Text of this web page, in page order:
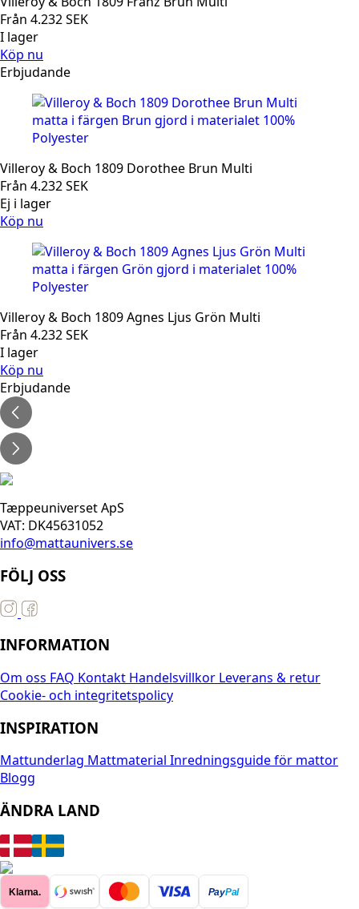
Från 4.232SEK
I lager
Köp nu
Erbjudande
Villeroy & Boch 1809 Dorothee Brun Multi
Från 4.232SEK
Ej i lager
Köp nu
Villeroy & Boch 1809 Agnes Ljus Grön Multi
Från 4.232SEK
I lager
Köp nu
Erbjudande
Tæppeuniverset ApS
VAT: DK45631052
info@mattaunivers.se
FÖLJ OSS
INFORMATION
Om oss FAQ Kontakt Handelsvillkor Leverans & retur
Cookie- och integritetspolicy
INSPIRATION
Mattunderlag Mattmaterial Inredningsguide för mattor
Blogg
ÄNDRA LAND
Klarna. PayPal